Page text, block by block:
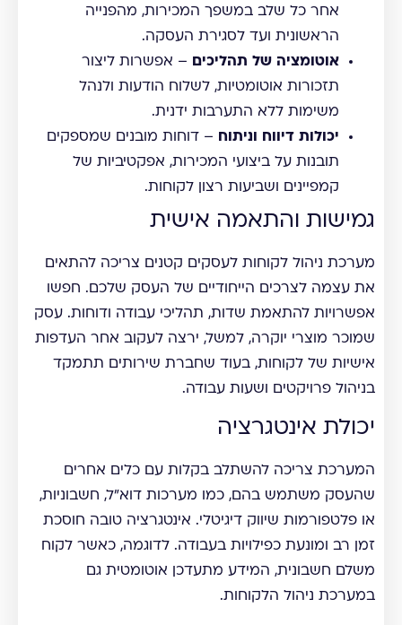
אחר כל שלב במשפך המכירות, מהפנייה
הראשונית ועד לסגירת העסקה.
אוטומציה של תהליכים – אפשרות ליצור
תזכורות אוטומטיות, לשלוח הודעות ולנהל
משימות ללא התערבות ידנית.
יכולות דיווח וניתוח – דוחות מובנים שמספקים
תובנות על ביצועי המכירות, אפקטיביות של
קמפיינים ושביעות רצון לקוחות.
גמישות והתאמה אישית
מערכת ניהול לקוחות לעסקים קטנים צריכה להתאים
את עצמה לצרכים הייחודיים של העסק שלכם. חפשו
אפשרויות להתאמת שדות, תהליכי עבודה ודוחות. עסק
שמוכר מוצרי יוקרה, למשל, ירצה לעקוב אחר העדפות
אישיות של לקוחות, בעוד שחברת שירותים תתמקד
בניהול פרויקטים ושעות עבודה.
יכולת אינטגרציה
המערכת צריכה להשתלב בקלות עם כלים אחרים
שהעסק משתמש בהם, כמו מערכות דוא"ל, חשבוניות,
או פלטפורמות שיווק דיגיטלי. אינטגרציה טובה חוסכת
זמן רב ומונעת כפילויות בעבודה. לדוגמה, כאשר לקוח
משלם חשבונית, המידע מתעדכן אוטומטית גם
במערכת ניהול הלקוחות.